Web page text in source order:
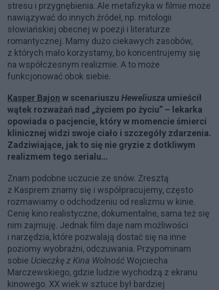
stresu i przygnębienia. Ale metafizyka w filmie może
nawiązywać do innych źródeł, np. mitologii
słowiańskiej obecnej w poezji i literaturze
romantycznej. Mamy dużo ciekawych zasobów,
z których mało korzystamy, bo koncentrujemy się
na współczesnym realizmie. A to może
funkcjonować obok siebie.
Kasper Bajon w scenariuszu Heweliusza umieścił
wątek rozważań nad „życiem po życiu” – lekarka
opowiada o pacjencie, który w momencie śmierci
klinicznej widzi swoje ciało i szczegóły zdarzenia.
Zadziwiające, jak to się nie gryzie z dotkliwym
realizmem tego serialu…
Znam podobne uczucie ze snów. Zresztą
z Kasprem znamy się i współpracujemy, często
rozmawiamy o odchodzeniu od realizmu w kinie.
Cenię kino realistyczne, dokumentalne, sama też się
nim zajmuję. Jednak film daje nam możliwości
i narzędzia, które pozwalają dostać się na inne
poziomy wyobraźni, odczuwania. Przypominam
sobie Ucieczkę z Kina Wolność Wojciecha
Marczewskiego, gdzie ludzie wychodzą z ekranu
kinowego. XX wiek w sztuce był bardziej